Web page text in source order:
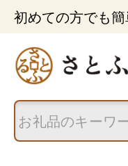
初めての方でも